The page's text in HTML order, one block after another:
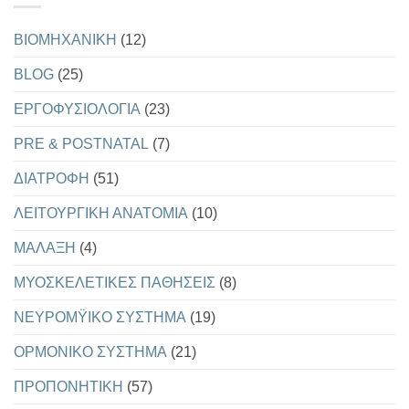
USDA
BIOMHXANIKH (12)
BLOG (25)
EΡΓΟΦΥΣΙΟΛΟΓΙΑ (23)
PRE & POSTNATAL (7)
ΔΙΑΤΡΟΦΗ (51)
ΛΕΙΤΟΥΡΓΙΚΗ ΑΝΑΤΟΜΙΑ (10)
ΜΑΛΑΞΗ (4)
ΜΥΟΣΚΕΛΕΤΙΚΕΣ ΠΑΘΗΣΕΙΣ (8)
ΝΕΥΡΟΜΫΙΚΟ ΣΥΣΤΗΜΑ (19)
ΟΡΜΟΝΙΚΟ ΣΥΣΤΗΜΑ (21)
ΠΡΟΠΟΝΗΤΙΚΗ (57)